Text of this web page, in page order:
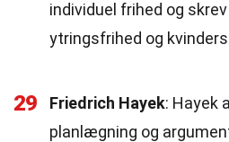
individuel frihed og
ytringsfrihed og
29 Friedrich Hayek: Hayek
planlægning og